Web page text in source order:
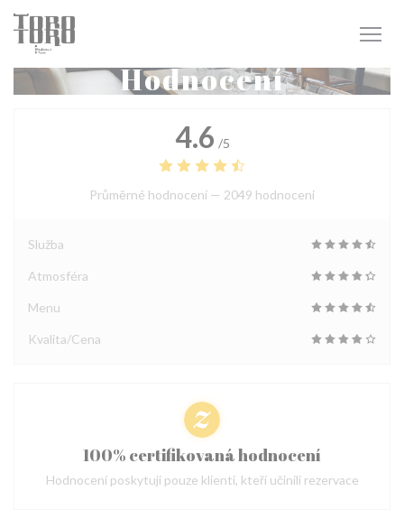
Panel pro správu cookies
Hodnocení
4.6 /5
Průměrné hodnocení — 2049 hodnoceni
Služba
Atmosféra
Menu
Kvalita/Cena
100% certifikovaná hodnocení
Hodnocení poskytují pouze klienti, kteří učinili rezervace